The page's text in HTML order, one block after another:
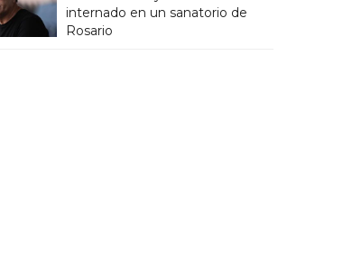
internado en un sanatorio de
Rosario